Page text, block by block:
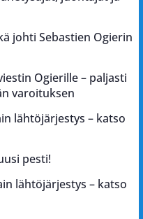
johti Sebastien Ogierin
Ogierille – paljasti
varoituksen
lähtöjärjestys – katso
pesti!
lähtöjärjestys – katso